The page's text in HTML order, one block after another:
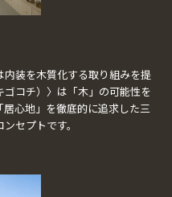
装を木質化する取り組みを提
ゴコチ）〉は「木」の可能性を
心地」を徹底的に追求した三
セプトです。